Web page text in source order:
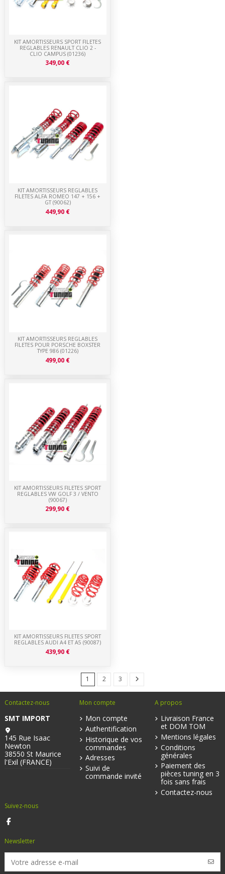
KIT AMORTISSEURS FILETES SPORT
REGLABLES AUDI A4 ET A5 (90087)
439,90 €
KIT AMORTISSEURS FILETES SPORT
REGLABLES VW GOLF 3 / VENTO
(90067)
299,90 €
KIT AMORTISSEURS REGLABLES
FILETES POUR PORSCHE BOXSTER
TYPE 986 (01226)
499,00 €
KIT AMORTISSEURS REGLABLES
FILETES ALFA ROMEO 147 + 156 +
GT (90062)
449,90 €
KIT AMORTISSEURS SPORT FILETES
REGLABLES RENAULT CLIO 2 -
CLIO CAMPUS (01236)
349,00 €
1 2 3
Contactez-nous
SMT IMPORT
145 Rue Isaac
Newton
38550 St Maurice
l'Exil (FRANCE)
Mon compte
Mon compte
Authentification
Historique de vos
commandes
Adresses
Suivi de
commande invité
A propos
Livraison France
et DOM TOM
Mentions légales
Conditions
générales
Paiement des
pièces tuning en 3
fois sans frais
Contactez-nous
Suivez-nous
Newsletter